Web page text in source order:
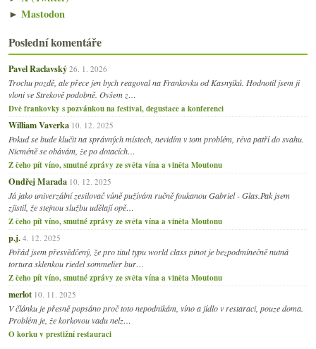
► Mastodon
Poslední komentáře
Pavel Raclavský 26. 1. 2026
Trochu pozdě, ale přece jen bych reagoval na Frankovku od Kasnyiků. Hodnotil jsem ji
vloni ve Strekově podobně. Ovšem z…
Dvě frankovky s pozvánkou na festival, degustace a konferenci
William Vaverka 10. 12. 2025
Pokud se bude klučit na správných místech, nevidím v tom problém, réva patří do svahu.
Nicméně se obávám, že po dotacích…
Z čeho pít víno, smutné zprávy ze světa vína a viněta Moutonu
Ondřej Marada 10. 12. 2025
Já jako univerzální zesilovač vůně pužívám ručně foukanou Gabriel - Glas.Pak jsem
zjistil, že stejnou službu udělají opě…
Z čeho pít víno, smutné zprávy ze světa vína a viněta Moutonu
p.j. 4. 12. 2025
Pořád jsem přesvědčený, že pro titul typu world class pinot je bezpodmínečně nutná
tortura sklenkou riedel sommelier bur…
Z čeho pít víno, smutné zprávy ze světa vína a viněta Moutonu
merlot 10. 11. 2025
V článku je přesně popsáno proč toto nepodnikám, víno a jídlo v restaraci, pouze doma.
Problém je, že korkovou vadu nelz…
O korku v prestižní restauraci